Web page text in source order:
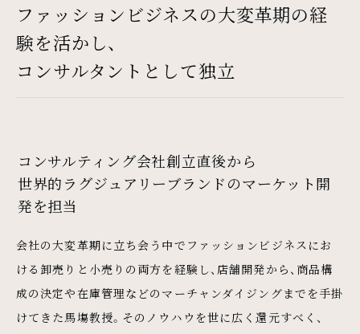
ファッションビジネスの大変革期の経
験を活かし、
コンサルタントとして独立
コンサルティング会社創立直後から
世界的ラグジュアリーブランドのマーケット開
発を担当
会社の大変革期に立ち会う中でファッションビジネスにお
ける卸売りと小売りの両方を経験し、店舗開発から、商品構
成の決定や在庫管理などのマーチャンダイジングまでを手掛
けてきた馬塲教授。そのノウハウを世に広く還元すべく、